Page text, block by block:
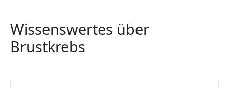
Wissenswertes über
Brustkrebs